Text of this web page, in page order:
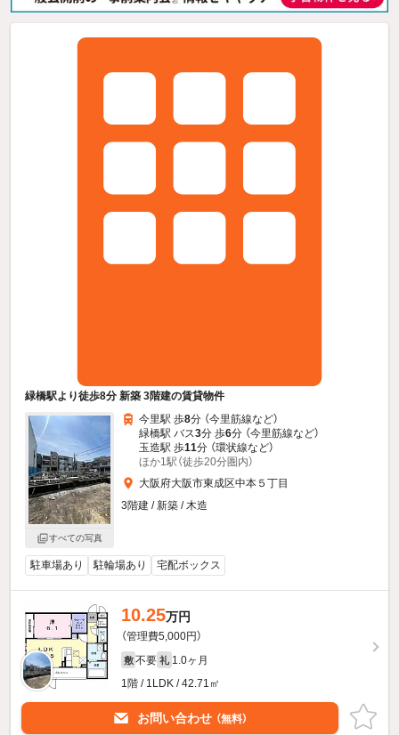
緑橋駅より徒歩8分 新築 3階建の賃貸物件
すべての写真
今里駅 歩8分 （今里筋線など）
緑橋駅 バス3分 歩6分 （今里筋線など）
玉造駅 歩11分 （環状線など）
ほか1駅（徒歩20分圏内）
大阪府大阪市東成区中本５丁目
3階建 / 新築 / 木造
駐車場あり 駐輪場あり 宅配ボックス
10.25万円
（管理費5,000円）
敷 不要 礼 1.0ヶ月
1階 / 1LDK / 42.71㎡
お問い合わせ （無料）